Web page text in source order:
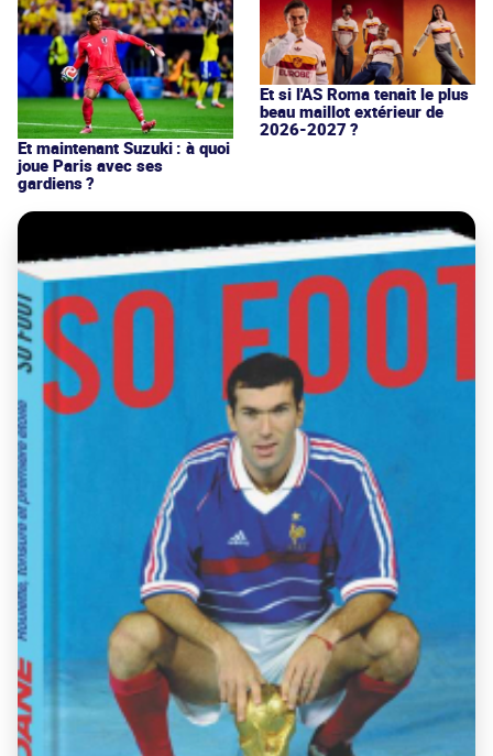
Et maintenant Suzuki : à quoi
joue Paris avec ses
gardiens ?
Et si l'AS Roma tenait le plus
beau maillot extérieur de
2026-2027 ?